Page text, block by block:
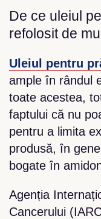
De ce uleiul
refolosit de
Uleiul pentru
ample în rândul
toate acestea,
faptului că nu
pentru a limita
produsă, în
bogate în
Agenția
Cancerului